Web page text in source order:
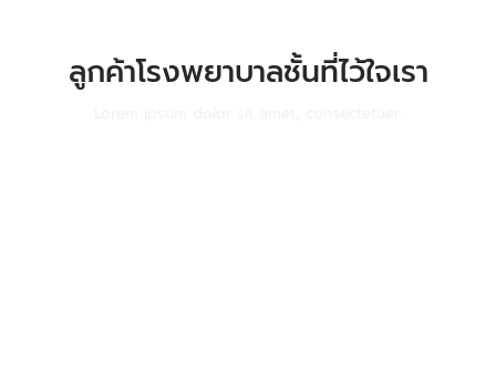
ลูกค้าโรงพยาบาลชั้นที่ไว้ใจเรา